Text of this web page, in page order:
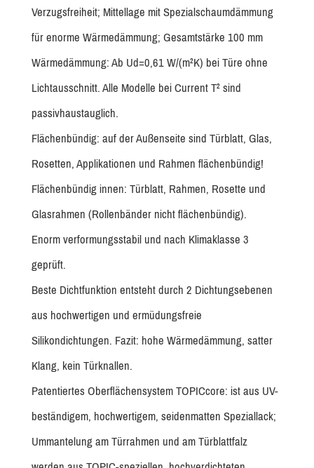
Verzugsfreiheit; Mittellage mit Spezialschaumdämmung
für enorme Wärmedämmung; Gesamtstärke 100 mm
Wärmedämmung: Ab Ud=0,61 W/(m²K) bei Türe ohne
Lichtausschnitt. Alle Modelle bei Current T² sind
passivhaustauglich.
Flächenbündig: auf der Außenseite sind Türblatt, Glas,
Rosetten, Applikationen und Rahmen flächenbündig!
Flächenbündig innen: Türblatt, Rahmen, Rosette und
Glasrahmen (Rollenbänder nicht flächenbündig).
Enorm verformungsstabil und nach Klimaklasse 3
geprüft.
Beste Dichtfunktion entsteht durch 2 Dichtungsebenen
aus hochwertigen und ermüdungsfreie
Silikondichtungen. Fazit: hohe Wärmedämmung, satter
Klang, kein Türknallen.
Patentiertes Oberflächensystem TOPICcore: ist aus UV-
beständigem, hochwertigem, seidenmatten Speziallack;
Ummantelung am Türrahmen und am Türblattfalz